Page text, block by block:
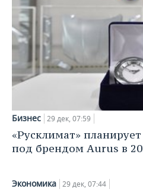
ВОДНЫЕ ВИДЫ СПОРТА
ХОККЕЙ С МЯЧОМ
ОБРАЗОВАНИЕ
ПРОИСШЕСТВИЯ
Бизнес 29 дек, 07:59
«Русклимат»
под брендом Aurus в
Экономика 29 дек, 07:44